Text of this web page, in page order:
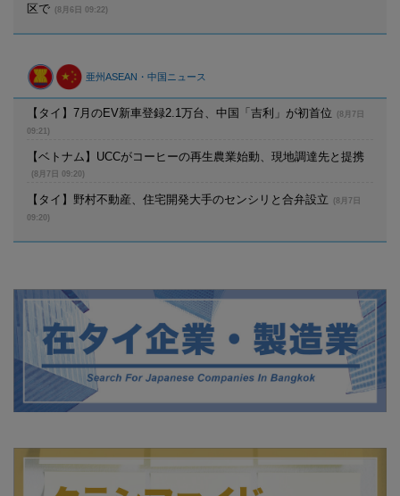
区で
(8月6日 09:22)
亜州ASEAN・中国ニュース
【タイ】7月のEV新車登録2.1万台、中国「吉利」が初首位
(8月7日
09:21)
【ベトナム】UCCがコーヒーの再生農業始動、現地調達先と提携
(8月7日 09:20)
【タイ】野村不動産、住宅開発大手のセンシリと合弁設立
(8月7日
09:20)